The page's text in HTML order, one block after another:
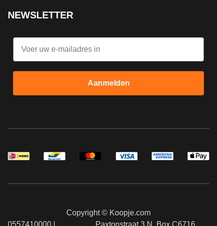
NEWSLETTER
Email
Aanmelden
Copyright © Koopje.com
0557410000 |
Paxtonstraat 3 N, Box C6716,